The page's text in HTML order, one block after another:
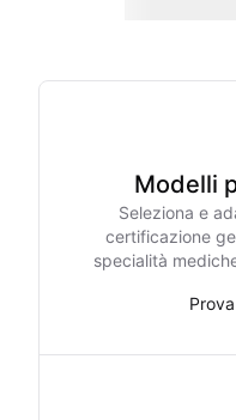
Modelli
Seleziona e
certificazione
specialità